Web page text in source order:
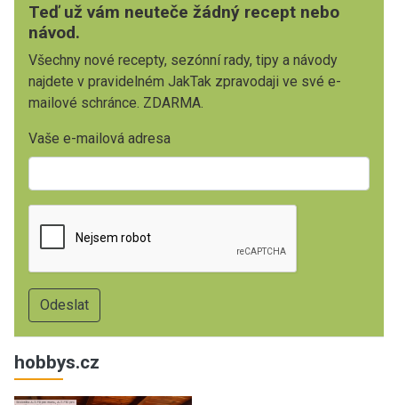
Teď už vám neuteče žádný recept nebo
návod.
Všechny nové recepty, sezónní rady, tipy a návody
najdete v pravidelném JakTak zpravodaji ve své e-
mailové schránce. ZDARMA.
Vaše e-mailová adresa
hobbys.cz